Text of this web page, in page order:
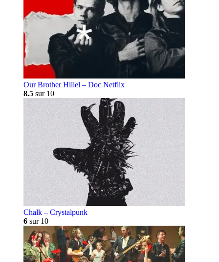
Our Brother Hillel – Doc Netflix
8.5 sur 10
Chalk – Crystalpunk
6 sur 10